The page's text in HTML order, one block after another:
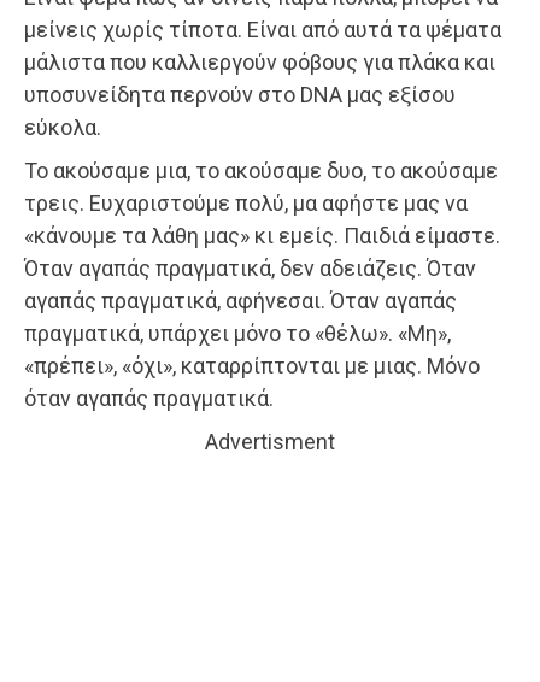
μείνεις χωρίς τίποτα. Είναι από αυτά τα ψέματα
μάλιστα που καλλιεργούν φόβους για πλάκα και
υποσυνείδητα περνούν στο DNA μας εξίσου
εύκολα.
Το ακούσαμε μια, το ακούσαμε δυο, το ακούσαμε
τρεις. Ευχαριστούμε πολύ, μα αφήστε μας να
«κάνουμε τα λάθη μας» κι εμείς. Παιδιά είμαστε.
Όταν αγαπάς πραγματικά, δεν αδειάζεις. Όταν
αγαπάς πραγματικά, αφήνεσαι. Όταν αγαπάς
πραγματικά, υπάρχει μόνο το «θέλω». «Μη»,
«πρέπει», «όχι», καταρρίπτονται με μιας. Μόνο
όταν αγαπάς πραγματικά.
Advertisment